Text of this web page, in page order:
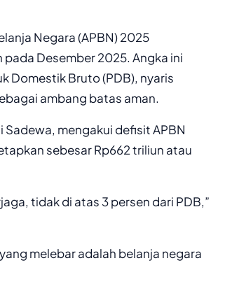
Negara (APBN) 2025
Desember 2025. Angka ini
Domestik Bruto (PDB), nyaris
ambang batas aman.
Sadewa, mengakui defisit APBN
sebesar Rp662 triliun atau
tidak di atas 3 persen dari PDB,”
melebar adalah belanja negara